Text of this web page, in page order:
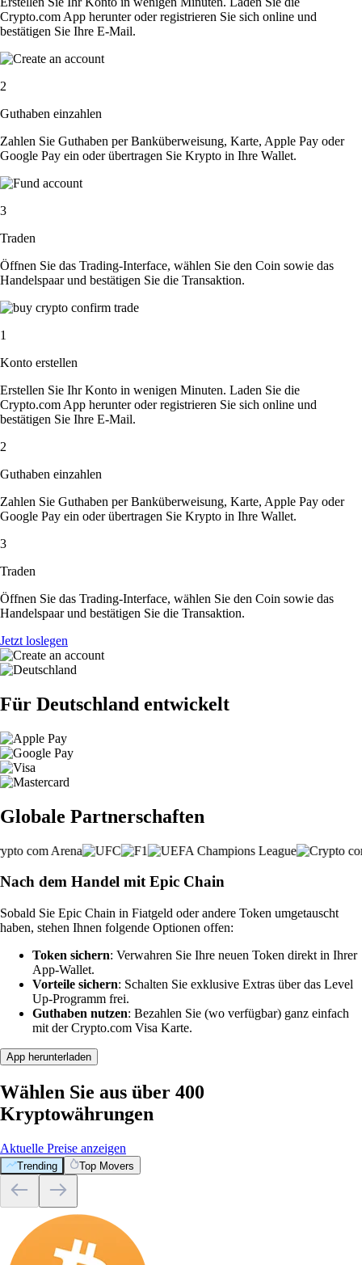
Crypto.com App herunter oder registrieren Sie sich online und
bestätigen Sie Ihre E-Mail.
2
Guthaben einzahlen
Zahlen Sie Guthaben per Banküberweisung, Karte, Apple Pay oder
Google Pay ein oder übertragen Sie Krypto in Ihre Wallet.
3
Traden
Öffnen Sie das Trading-Interface, wählen Sie den Coin sowie das
Handelspaar und bestätigen Sie die Transaktion.
1
Konto erstellen
Erstellen Sie Ihr Konto in wenigen Minuten. Laden Sie die
Crypto.com App herunter oder registrieren Sie sich online und
bestätigen Sie Ihre E-Mail.
2
Guthaben einzahlen
Zahlen Sie Guthaben per Banküberweisung, Karte, Apple Pay oder
Google Pay ein oder übertragen Sie Krypto in Ihre Wallet.
3
Traden
Öffnen Sie das Trading-Interface, wählen Sie den Coin sowie das
Handelspaar und bestätigen Sie die Transaktion.
Jetzt loslegen
Für Deutschland entwickelt
Globale Partnerschaften
Nach dem Handel mit Epic Chain
Sobald Sie Epic Chain in Fiatgeld oder andere Token umgetauscht
haben, stehen Ihnen folgende Optionen offen:
Token sichern: Verwahren Sie Ihre neuen Token direkt in Ihrer
App-Wallet.
Vorteile sichern: Schalten Sie exklusive Extras über das Level
Up-Programm frei.
Guthaben nutzen: Bezahlen Sie (wo verfügbar) ganz einfach
mit der Crypto.com Visa Karte.
App herunterladen
Wählen Sie aus über 400
Kryptowährungen
Aktuelle Preise anzeigen
Trending Top Movers